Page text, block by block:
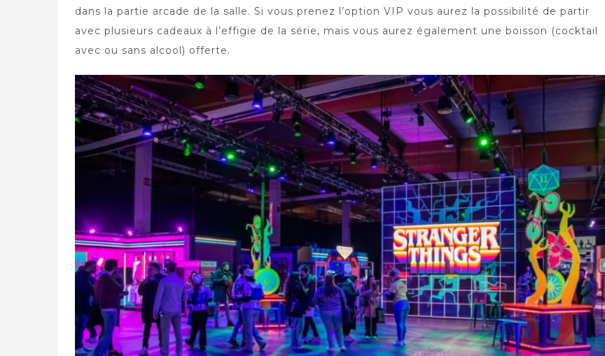
dans la partie arcade de la salle. Si vous prenez l’option VIP vous aurez la possibilité de partir
avec plusieurs cadeaux à l’effigie de la série, mais vous aurez également une boisson (cocktail
avec ou sans alcool) offerte.